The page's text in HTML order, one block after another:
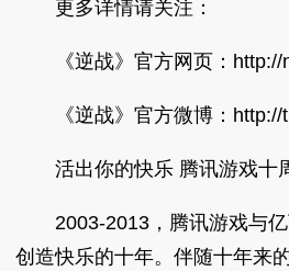
更多详情请关注：
《逆战》官方网页：http://
《逆战》官方微博：http://
活出你的快乐 腾讯游戏十
2003-2013，腾讯游戏与亿
创造快乐的十年。伴随十年来